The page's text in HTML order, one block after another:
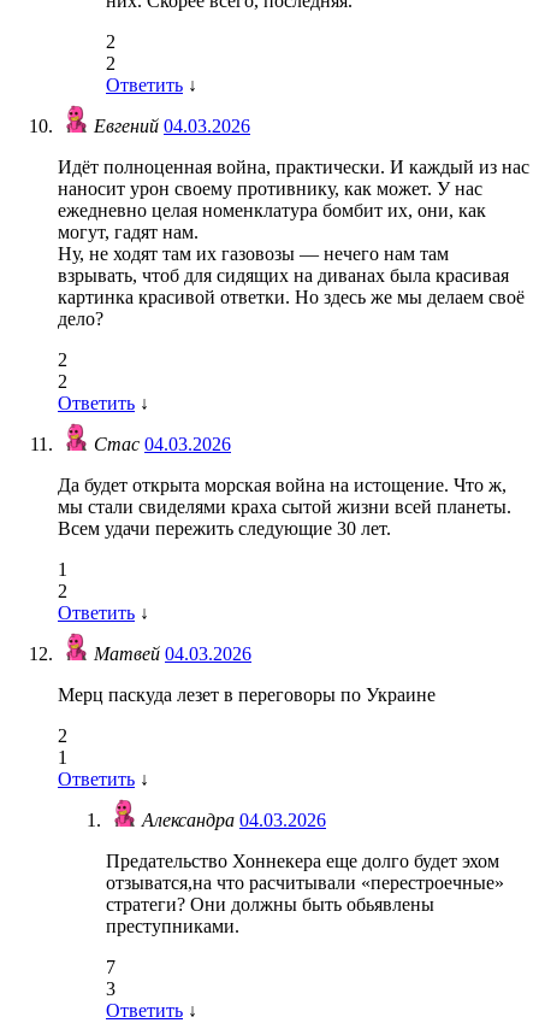
2
2
Ответить ↓
Евгений 04.03.2026
Идёт полноценная война, практически. И каждый из нас
наносит урон своему противнику, как может. У нас
ежедневно целая номенклатура бомбит их, они, как
могут, гадят нам.
Ну, не ходят там их газовозы — нечего нам там
взрывать, чтоб для сидящих на диванах была красивая
картинка красивой ответки. Но здесь же мы делаем своё
дело?
2
2
Ответить ↓
Стас 04.03.2026
Да будет открыта морская война на истощение. Что ж,
мы стали свиделями краха сытой жизни всей планеты.
Всем удачи пережить следующие 30 лет.
1
2
Ответить ↓
Матвей 04.03.2026
Мерц паскуда лезет в переговоры по Украине
2
1
Ответить ↓
Александра 04.03.2026
Предательство Хоннекера еще долго будет эхом
отзыватся,на что расчитывали «перестроечные»
стратеги? Они должны быть обьявлены
преступниками.
7
3
Ответить ↓